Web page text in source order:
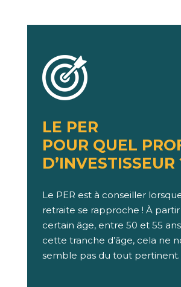
LE PER
POUR QUEL
D’INVESTISSEUR
Le PER est à conseiller
retraite se rapproche ! À partir
certain âge, entre 50 et 55
cette tranche d’âge, cela ne
semble pas du tout pertinent.